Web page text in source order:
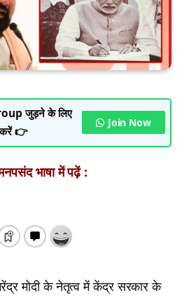
जुड़ने के लिए
👉
Join Now
भाषा में पढ़ें :
मोदी के नेतृत्व में केंद्र सरकार के